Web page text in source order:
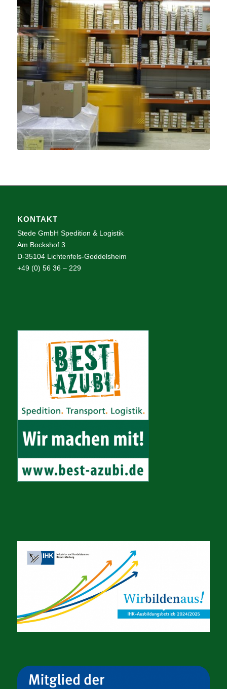
KONTAKT
Stede GmbH Spedition & Logistik
Am Bockshof 3
D-35104 Lichtenfels-Goddelsheim
+49 (0) 56 36 – 229